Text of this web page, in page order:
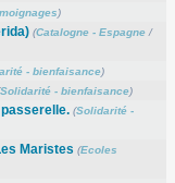
)
(Catalogne - Espagne/
- bienfaisance)
Solidarité - bienfaisance)
(Solidarité -
Maristes (Ecoles